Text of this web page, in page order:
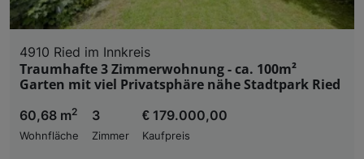
4910 Ried im Innkreis
Traumhafte 3 Zimmerwohnung - ca. 100m²
Garten mit viel Privatsphäre nähe Stadtpark Ried
60,68 m2
Wohnfläche
3
Zimmer
€ 179.000,00
Kaufpreis